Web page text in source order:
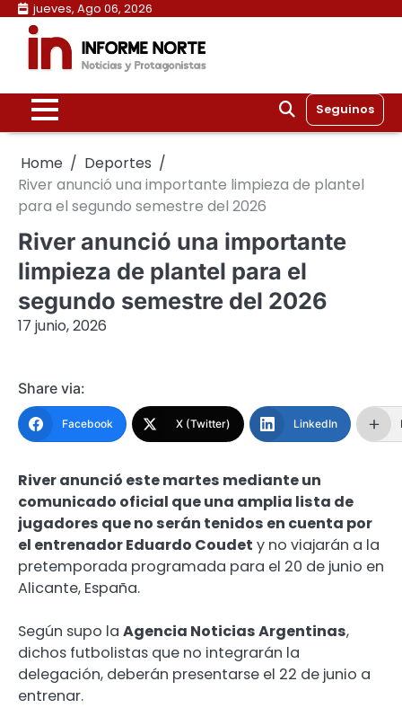
Skip
content
jueves, Ago 06, 2026
Seguinos
Home
Deportes
River anunció una importante limpieza de plantel
para el segundo semestre del 2026
River anunció una importante
limpieza de plantel para el
segundo semestre del 2026
17 junio, 2026
Share via:
Facebook X (Twitter) LinkedIn
River anunció este martes mediante un
comunicado oficial que una amplia lista de
jugadores que no serán tenidos en cuenta por
el entrenador Eduardo Coudet y no viajarán a la
pretemporada programada para el 20 de junio en
Alicante, España.
Según supo la Agencia Noticias Argentinas,
dichos futbolistas que no integrarán la
delegación, deberán presentarse el 22 de junio a
entrenar.